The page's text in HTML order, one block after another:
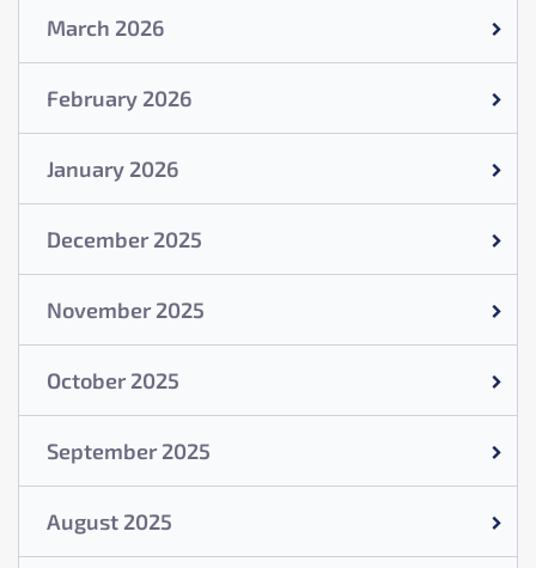
March 2026
February 2026
January 2026
December 2025
November 2025
October 2025
September 2025
August 2025